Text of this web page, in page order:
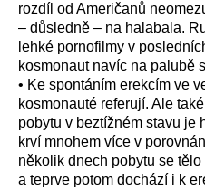
rozdíl od Američanů
– důsledně – na halabala.
lehké pornofilmy v
kosmonaut navíc na palubě
• Ke spontáním erekcím ve
kosmonauté referují. Ale
pobytu v beztížném stavu je
krví mnohem více v
několik dnech pobytu se
a teprve potom dochází i k